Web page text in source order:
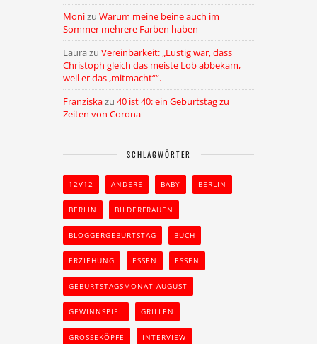
Monizu Warum meine beine auch im
Sommer mehrere Farben haben
Laura zu Vereinbarkeit: „Lustig war, dass
Christoph gleich das meiste Lob abbekam,
weil er das ,mitmacht““.
Franziskazu 40 ist 40: ein Geburtstag zu
Zeiten von Corona
SCHLAGWÖRTER
12V12 ANDERE BABY BERLIN
BERLIN BILDERFRAUEN
BLOGGERGEBURTSTAG BUCH
ERZIEHUNG ESSEN ESSEN
GEBURTSTAGSMONAT AUGUST
GEWINNSPIEL GRILLEN
GROSSEKÖPFE INTERVIEW